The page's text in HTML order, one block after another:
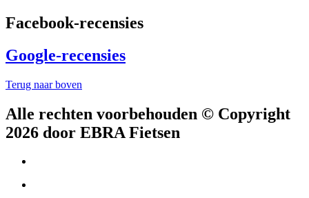
Facebook-recensies
Google-recensies
Terug naar boven
Alle rechten voorbehouden © Copyright
2026 door EBRA Fietsen